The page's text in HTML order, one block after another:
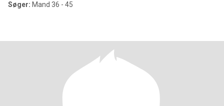
Søger: Mand 36 - 45